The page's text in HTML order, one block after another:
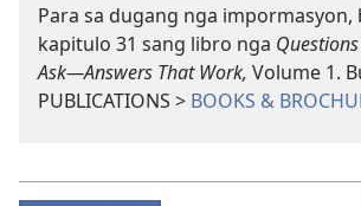
Para sa dugang nga impormasyon,
kapitulo 31 sang libro nga
Ask—Answers That Work, Volume 1.
PUBLICATIONS > BOOKS &